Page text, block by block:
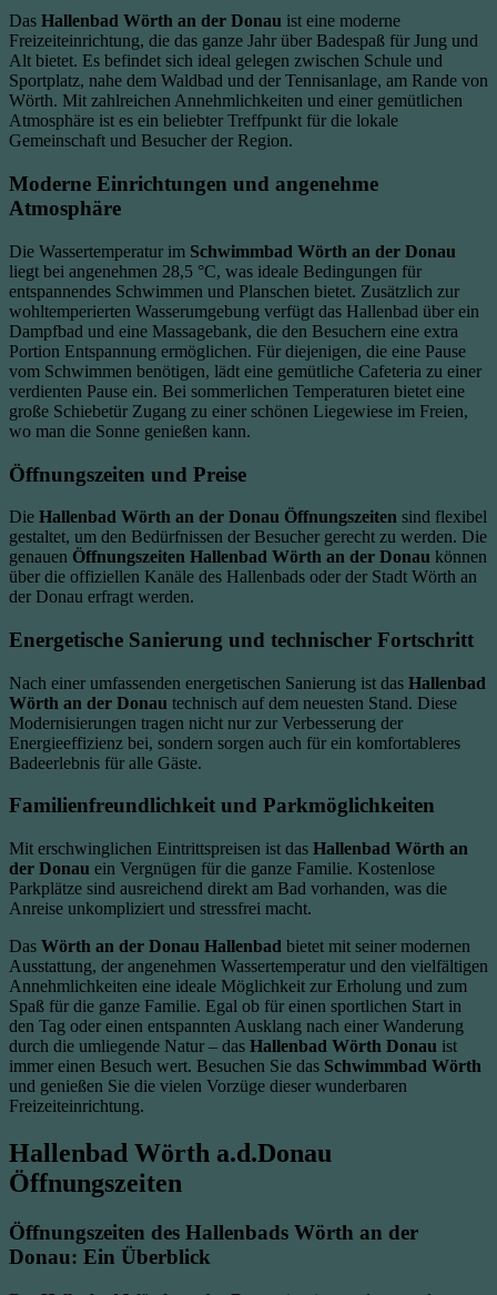
Das Hallenbad Wörth an der Donau ist eine moderne
Freizeiteinrichtung, die das ganze Jahr über Badespaß für Jung und
Alt bietet. Es befindet sich ideal gelegen zwischen Schule und
Sportplatz, nahe dem Waldbad und der Tennisanlage, am Rande von
Wörth. Mit zahlreichen Annehmlichkeiten und einer gemütlichen
Atmosphäre ist es ein beliebter Treffpunkt für die lokale
Gemeinschaft und Besucher der Region.
Moderne Einrichtungen und angenehme
Atmosphäre
Die Wassertemperatur im Schwimmbad Wörth an der Donau
liegt bei angenehmen 28,5 °C, was ideale Bedingungen für
entspannendes Schwimmen und Planschen bietet. Zusätzlich zur
wohltemperierten Wasserumgebung verfügt das Hallenbad über ein
Dampfbad und eine Massagebank, die den Besuchern eine extra
Portion Entspannung ermöglichen. Für diejenigen, die eine Pause
vom Schwimmen benötigen, lädt eine gemütliche Cafeteria zu einer
verdienten Pause ein. Bei sommerlichen Temperaturen bietet eine
große Schiebetür Zugang zu einer schönen Liegewiese im Freien,
wo man die Sonne genießen kann.
Öffnungszeiten und Preise
Die Hallenbad Wörth an der Donau Öffnungszeiten sind flexibel
gestaltet, um den Bedürfnissen der Besucher gerecht zu werden. Die
genauen Öffnungszeiten Hallenbad Wörth an der Donau können
über die offiziellen Kanäle des Hallenbads oder der Stadt Wörth an
der Donau erfragt werden.
Energetische Sanierung und technischer Fortschritt
Nach einer umfassenden energetischen Sanierung ist das Hallenbad
Wörth an der Donau technisch auf dem neuesten Stand. Diese
Modernisierungen tragen nicht nur zur Verbesserung der
Energieeffizienz bei, sondern sorgen auch für ein komfortableres
Badeerlebnis für alle Gäste.
Familienfreundlichkeit und Parkmöglichkeiten
Mit erschwinglichen Eintrittspreisen ist das Hallenbad Wörth an
der Donau ein Vergnügen für die ganze Familie. Kostenlose
Parkplätze sind ausreichend direkt am Bad vorhanden, was die
Anreise unkompliziert und stressfrei macht.
Das Wörth an der Donau Hallenbad bietet mit seiner modernen
Ausstattung, der angenehmen Wassertemperatur und den vielfältigen
Annehmlichkeiten eine ideale Möglichkeit zur Erholung und zum
Spaß für die ganze Familie. Egal ob für einen sportlichen Start in
den Tag oder einen entspannten Ausklang nach einer Wanderung
durch die umliegende Natur – das Hallenbad Wörth Donau ist
immer einen Besuch wert. Besuchen Sie das Schwimmbad Wörth
und genießen Sie die vielen Vorzüge dieser wunderbaren
Freizeiteinrichtung.
Hallenbad Wörth a.d.Donau
Öffnungszeiten
Öffnungszeiten des Hallenbads Wörth an der
Donau: Ein Überblick